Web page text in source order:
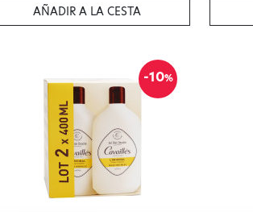
AÑADIR A LA CESTA
-10%